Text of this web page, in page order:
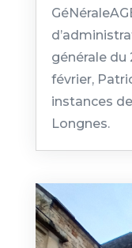
générale du
février,
instances
Longnes.